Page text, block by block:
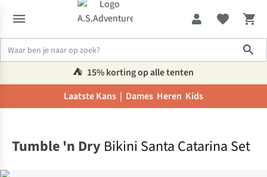
⛺️ 15% korting op alle tenten
Laatste Kans | Dames Heren Kids
Tumble 'n Dry Bikini Santa Catarina Set